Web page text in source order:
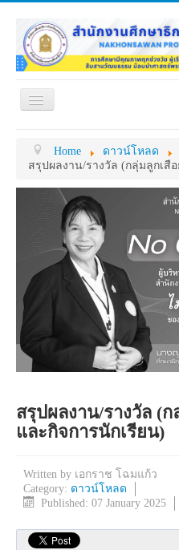
Toggle
หน่วยงานภายใน
ดาวน์โหลด
ก
ข้อมูลการติดต่อ
Home
ดาวน์โหลด
สรุปผลงาน/รางวัล (กลุ่มลูกเสื
สรุปผลงาน/รางวัล (
และกิจการนักเรียน)
Written by เอกราช โฉมแก้ว
Category: ดาวน์โหลด
Published: 07 January 2025